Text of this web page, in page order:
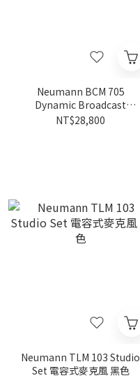
Neumann BCM 705
Dynamic Broadcast
Microphone｜廣播級動圈
NT$28,800
Neumann TLM 103 Studio
Set 電容式麥克風 黑色